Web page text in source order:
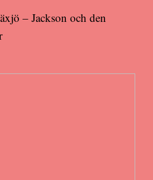
– Jackson och den